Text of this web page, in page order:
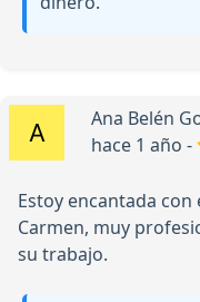
Ana Belén
hace 1 año -
Estoy encantada
Carmen, muy
su trabajo.